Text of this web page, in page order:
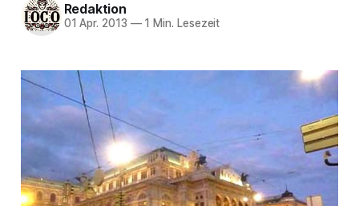
Redaktion
01 Apr. 2013 —1 Min. Lesezeit